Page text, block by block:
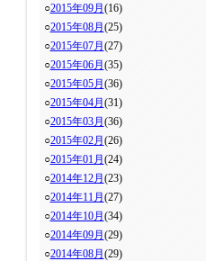
○2015年09月 (16)
○2015年08月 (25)
○2015年07月 (27)
○2015年06月 (35)
○2015年05月 (36)
○2015年04月 (31)
○2015年03月 (36)
○2015年02月 (26)
○2015年01月 (24)
○2014年12月 (23)
○2014年11月 (27)
○2014年10月 (34)
○2014年09月 (29)
○2014年08月 (29)